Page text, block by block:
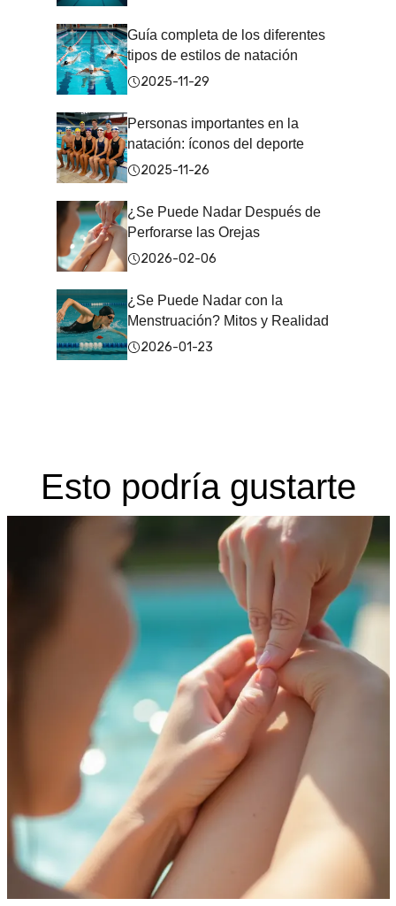
Guía completa de los diferentes
tipos de estilos de natación
2025-11-29
Personas importantes en la
natación: íconos del deporte
2025-11-26
¿Se Puede Nadar Después de
Perforarse las Orejas
2026-02-06
¿Se Puede Nadar con la
Menstruación? Mitos y Realidad
2026-01-23
Esto podría gustarte